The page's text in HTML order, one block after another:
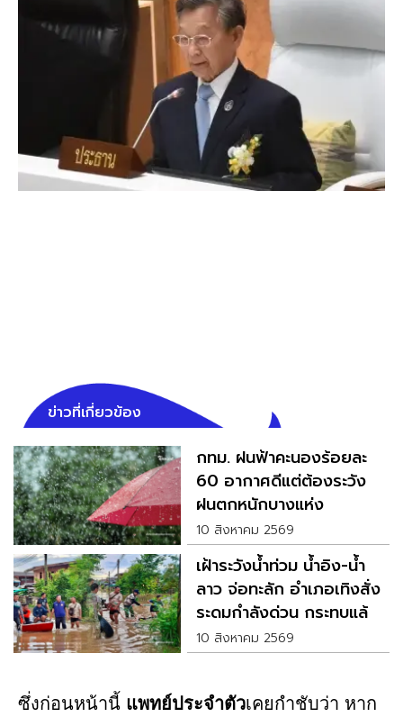
ข่าวที่เกี่ยวข้อง
กทม. ฝนฟ้าคะนองร้อยละ
60 อากาศดีแต่ต้องระวัง
ฝนตกหนักบางแห่ง
10 สิงหาคม 2569
เฝ้าระวังน้ำท่วม น้ำอิง-น้ำ
ลาว จ่อทะลัก อำเภอเทิงสั่ง
ระดมกำลังด่วน กระทบแล้ว
66 ครัวเรือน
10 สิงหาคม 2569
ซึ่งก่อนหน้านี้ แพทย์ประจำตัวเคยกำชับว่า หาก